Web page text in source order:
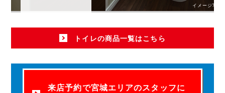
イメージ写真
トイレの商品一覧はこちら
来店予約で宮城エリアのスタッフに